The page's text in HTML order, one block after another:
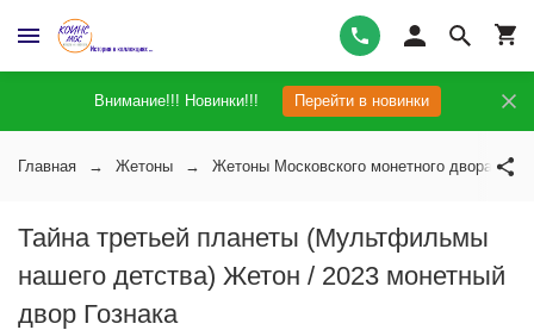
Внимание!!! Новинки!!! Перейти в новинки
Главная Жетоны Жетоны Московского монетного двора
Тайна третьей планеты (Мультфильмы
нашего детства) Жетон / 2023 монетный
двор Гознака